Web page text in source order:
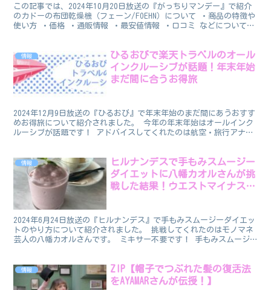
この記事では、2024年10月20日放送の『がっちりマンデー』で紹介
のカドーの布団乾燥機（フェーン/FOEHN）について ・商品の特徴や
使い方 ・価格 ・通販情報 ・最安値情報 ・口コミ などについてフ
情報
ひるおびで楽天トラベルのオール
インクルーシブが話題！年末年始
まだ間に合うお得旅
2024年12月9日放送の『ひるおび』で年末年始のまだ間にあうおすす
めお得旅について紹介されました。 今年の年末年始はオールインク
ルーシブが話題です！ アドバイスしてくれたのは航空・旅行アナリ
情報
ヒルナンデスで手もみスムージー
ダイエットに八幡カオルさんが挑
戦した結果！ウエストマイナス６
2024年6月24日放送の『ヒルナンデス』で手もみスムージーダイエッ
トのやり方について紹介されました。 挑戦してくれたのはモノマネ
芸人の八幡カオルさんです。 ミキサー不要です！ 手もみスムージ
情報
ZIP【帽子でつぶれた髪の復活法
をAYAMARさんが伝授！】